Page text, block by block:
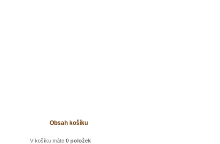
Obsah košíku
V košíku máte 0 položek